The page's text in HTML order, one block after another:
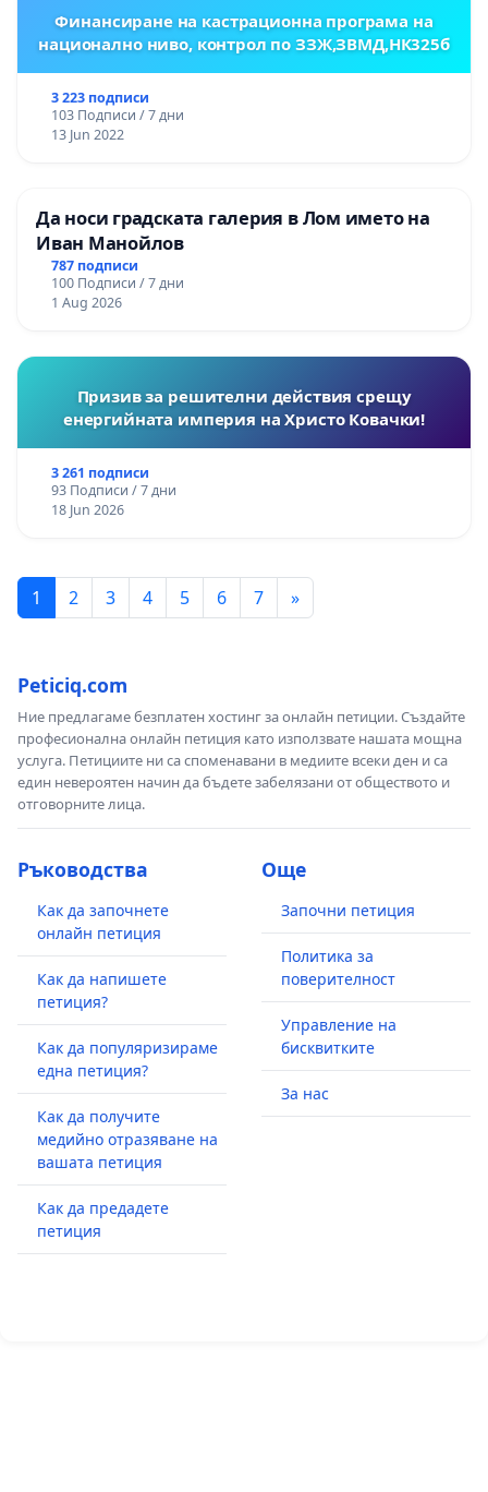
Финансиране на кастрационна програма на
национално ниво, контрол по ЗЗЖ,ЗВМД,НК325б
3 223 подписи
103 Подписи / 7 дни
13 Jun 2022
Да носи градската галерия в Лом името на
Иван Манойлов
787 подписи
100 Подписи / 7 дни
1 Aug 2026
Призив за решителни действия срещу
енергийната империя на Христо Ковачки!
3 261 подписи
93 Подписи / 7 дни
18 Jun 2026
1 2 3 4 5 6 7 »
Peticiq.com
Ние предлагаме безплатен хостинг за онлайн петиции. Създайте
професионална онлайн петиция като използвате нашата мощна
услуга. Петициите ни са споменавани в медиите всеки ден и са
един невероятен начин да бъдете забелязани от обществото и
отговорните лица.
Ръководства
Как да започнете
онлайн петиция
Как да напишете
петиция?
Как да популяризираме
една петиция?
Как да получите
медийно отразяване на
вашата петиция
Как да предадете
петиция
Още
Започни петиция
Политика за
поверителност
Управление на
бисквитките
За нас